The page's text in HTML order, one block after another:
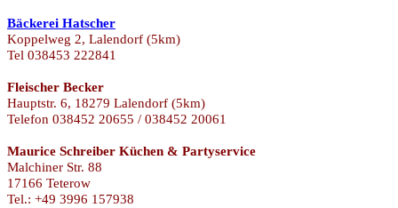
Bäckerei Hatscher
Koppelweg 2, Lalendorf (5km)
Tel 038453 222841
Fleischer Becker
Hauptstr. 6, 18279 Lalendorf (5km)
Telefon 038452 20655 / 038452 20061
Maurice Schreiber Küchen & Partyservice
Malchiner Str. 88
17166 Teterow
Tel.: +49 3996 157938